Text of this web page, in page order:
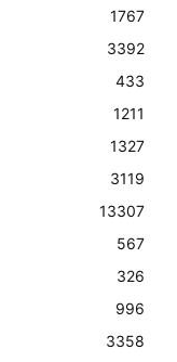
1767
3392
433
1211
1327
3119
13307
567
326
996
3358